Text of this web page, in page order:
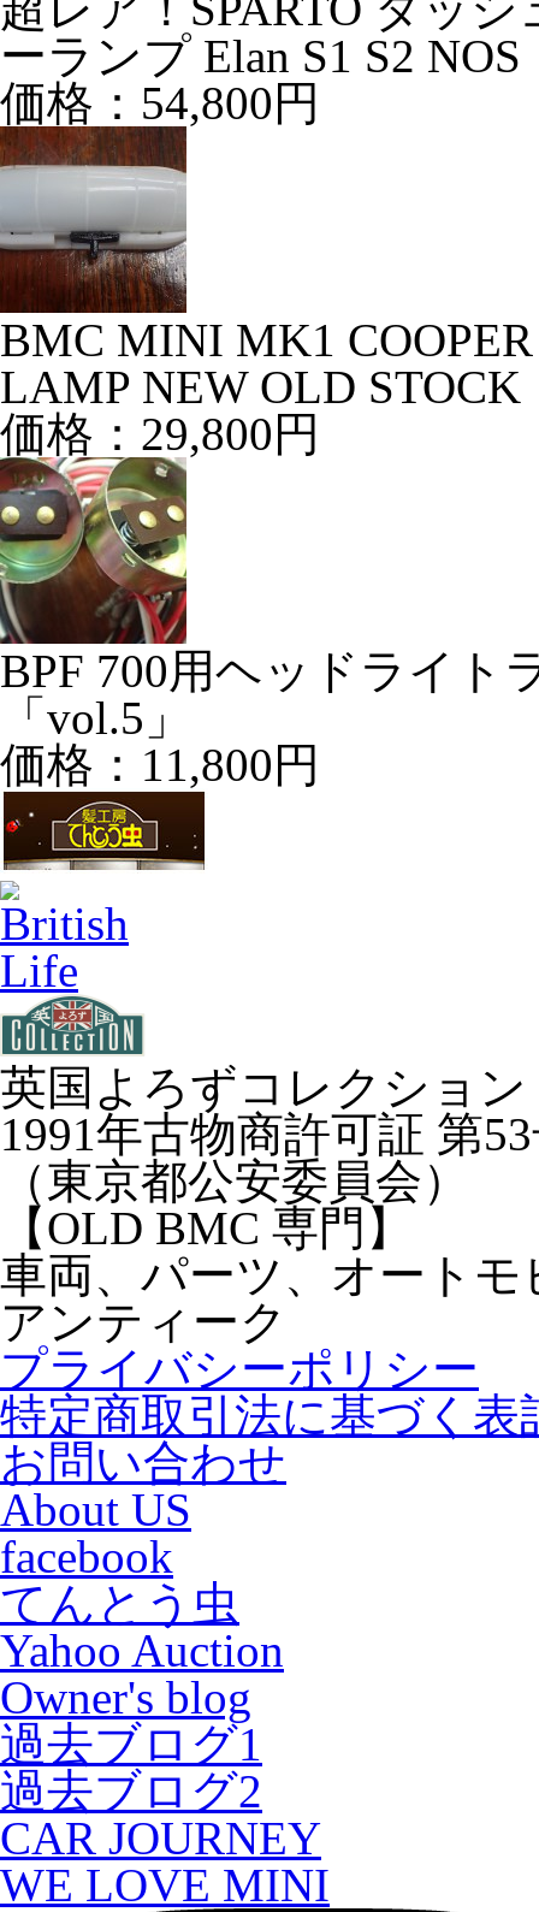
ーランプ Elan S1 S2
価格：54,800円
BMC MINI MK1
LAMP NEW OLD STOCK
価格：29,800円
BPF 700用ヘッドライト
「vol.5」
価格：11,800円
英国よろずコレクション
1991年古物商許可証 第
（東京都公安委員会）
【OLD BMC 専門】
車両、パーツ、オートモ
アンティーク
プライバシーポリシー
特定商取引法に基づく表
お問い合わせ
About US
facebook
てんとう虫
Yahoo Auction
Owner's blog
過去ブログ1
過去ブログ2
CAR JOURNEY
WE LOVE MINI